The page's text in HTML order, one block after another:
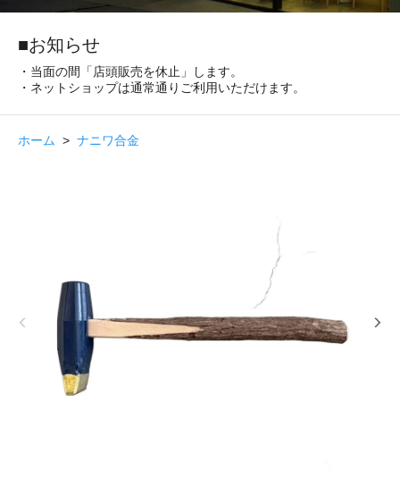
■お知らせ
・当面の間「店頭販売を休止」します。
・ネットショップは通常通りご利用いただけます。
ホーム > ナニワ合金